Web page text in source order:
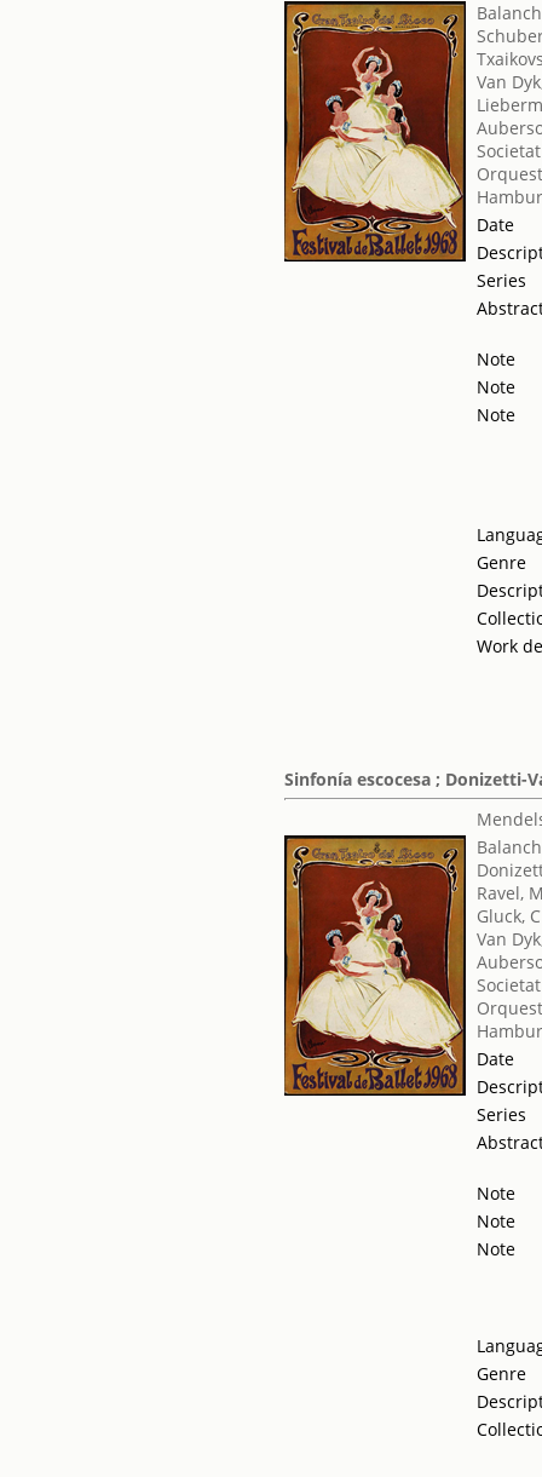
Van
Date
Series
Note
Note
Note
Genre
Work
Sinfonía escocesa ; Donizetti-
Ravel,
Gluck,
Van
Date
Series
Note
Note
Note
Genre